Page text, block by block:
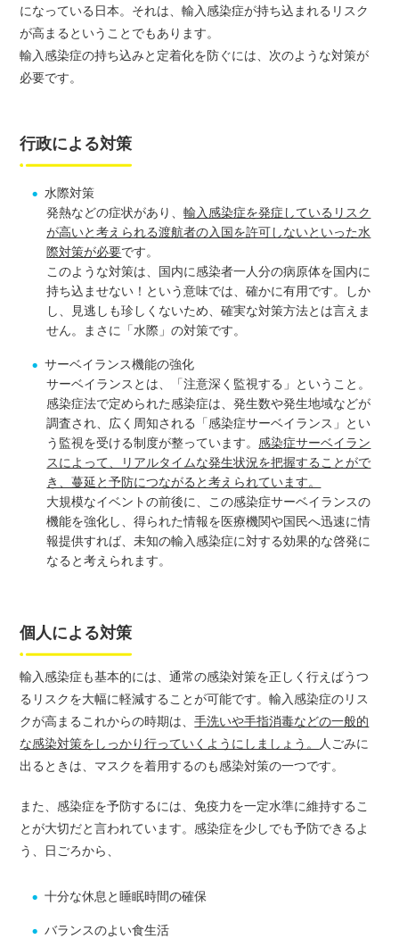
になっている日本。それは、輸入感染症が持ち込まれるリスク
が高まるということでもあります。
輸入感染症の持ち込みと定着化を防ぐには、次のような対策が
必要です。
行政による対策
水際対策
発熱などの症状があり、輸入感染症を発症しているリスク
が高いと考えられる渡航者の入国を許可しないといった水
際対策が必要です。
このような対策は、国内に感染者一人分の病原体を国内に
持ち込ませない！という意味では、確かに有用です。しか
し、見逃しも珍しくないため、確実な対策方法とは言えま
せん。まさに「水際」の対策です。
サーベイランス機能の強化
サーベイランスとは、「注意深く監視する」ということ。
感染症法で定められた感染症は、発生数や発生地域などが
調査され、広く周知される「感染症サーベイランス」とい
う監視を受ける制度が整っています。感染症サーベイラン
スによって、リアルタイムな発生状況を把握することがで
き、蔓延と予防につながると考えられています。
大規模なイベントの前後に、この感染症サーベイランスの
機能を強化し、得られた情報を医療機関や国民へ迅速に情
報提供すれば、未知の輸入感染症に対する効果的な啓発に
なると考えられます。
個人による対策
輸入感染症も基本的には、通常の感染対策を正しく行えばうつ
るリスクを大幅に軽減することが可能です。輸入感染症のリス
クが高まるこれからの時期は、手洗いや手指消毒などの一般的
な感染対策をしっかり行っていくようにしましょう。
人ごみに
出るときは、マスクを着用するのも感染対策の一つです。
また、感染症を予防するには、免疫力を一定水準に維持するこ
とが大切だと言われています。感染症を少しでも予防できるよ
う、日ごろから、
十分な休息と睡眠時間の確保
バランスのよい食生活